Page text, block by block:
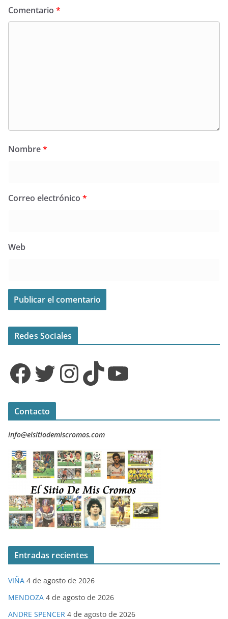
Comentario *
Nombre*
Correo electrónico *
Web
Redes Sociales
Facebook Twitter InstagramTikTok YouTube
Contacto
info@elsitiodemiscromos.com
Entradas recientes
VIÑA 4 de agosto de 2026
MENDOZA 4 de agosto de 2026
ANDRE SPENCER 4 de agosto de 2026